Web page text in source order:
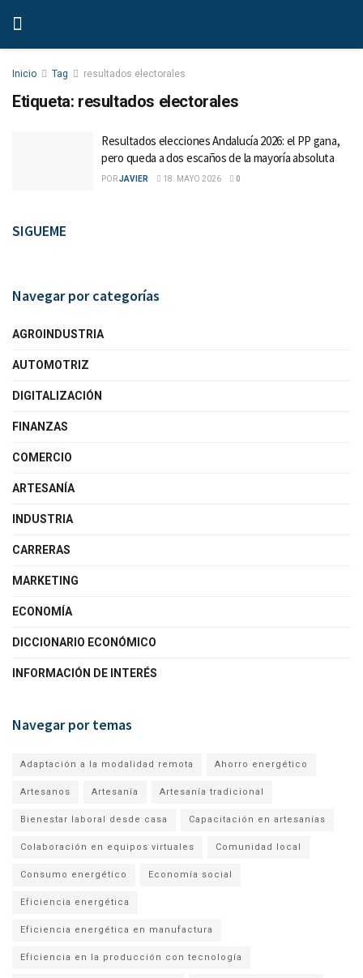
Inicio Tag resultados electorales
Etiqueta: resultados electorales
Resultados elecciones Andalucía 2026: el PP gana,
pero queda a dos escaños de la mayoría absoluta
PORJAVIER 18. MAYO 2026 0
SIGUEME
Navegar por categorías
AGROINDUSTRIA
AUTOMOTRIZ
DIGITALIZACIÓN
FINANZAS
COMERCIO
ARTESANÍA
INDUSTRIA
CARRERAS
MARKETING
ECONOMÍA
DICCIONARIO ECONÓMICO
INFORMACIÓN DE INTERÉS
Navegar por temas
Adaptación a la modalidad remota Ahorro energético
Artesanos Artesanía Artesanía tradicional
Bienestar laboral desde casa Capacitación en artesanías
Colaboración en equipos virtuales Comunidad local
Consumo energético Economía social
Eficiencia energética
Eficiencia energética en manufactura
Eficiencia en la producción con tecnología